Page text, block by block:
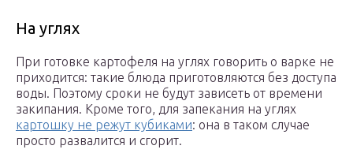
На углях
При готовке картофеля на углях говорить о варке не
приходится: такие блюда приготовляются без доступа
воды. Поэтому сроки не будут зависеть от времени
закипания. Кроме того, для запекания на углях
картошку не режут кубиками: она в таком случае
просто развалится и сгорит.